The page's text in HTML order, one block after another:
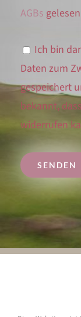
AGBs
Ich bin
Daten zum
gespeichert
bekannt,
widerrufen